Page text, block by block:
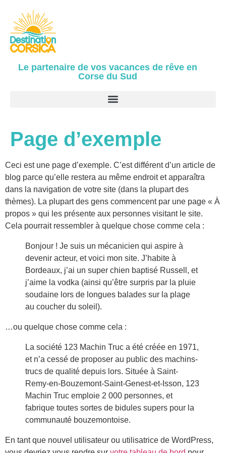
Le partenaire de vos vacances de rêve en
Corse du Sud
Page d’exemple
Ceci est une page d’exemple. C’est différent d’un article de
blog parce qu’elle restera au même endroit et apparaîtra
dans la navigation de votre site (dans la plupart des
thèmes). La plupart des gens commencent par une page « À
propos » qui les présente aux personnes visitant le site.
Cela pourrait ressembler à quelque chose comme cela :
Bonjour ! Je suis un mécanicien qui aspire à
devenir acteur, et voici mon site. J’habite à
Bordeaux, j’ai un super chien baptisé Russell, et
j’aime la vodka (ainsi qu’être surpris par la pluie
soudaine lors de longues balades sur la plage
au coucher du soleil).
…ou quelque chose comme cela :
La société 123 Machin Truc a été créée en 1971,
et n’a cessé de proposer au public des machins-
trucs de qualité depuis lors. Située à Saint-
Remy-en-Bouzemont-Saint-Genest-et-Isson, 123
Machin Truc emploie 2 000 personnes, et
fabrique toutes sortes de bidules supers pour la
communauté bouzemontoise.
En tant que nouvel utilisateur ou utilisatrice de WordPress,